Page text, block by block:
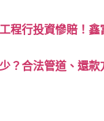
程行投資慘賠！
？合法管道、還款